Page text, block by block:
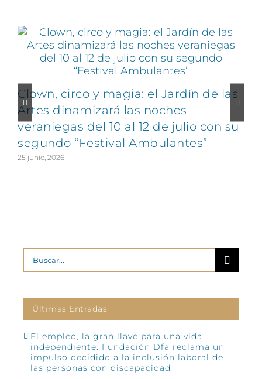
Clown, circo y magia: el Jardín de las
Artes dinamizará las noches
veraniegas del 10 al 12 de julio con su
segundo “Festival Ambulantes”
25 junio, 2026
Buscar:
Últimas Entradas
El empleo, la gran llave para una vida
independiente: Fundación Dfa reclama un
impulso decidido a la inclusión laboral de
las personas con discapacidad